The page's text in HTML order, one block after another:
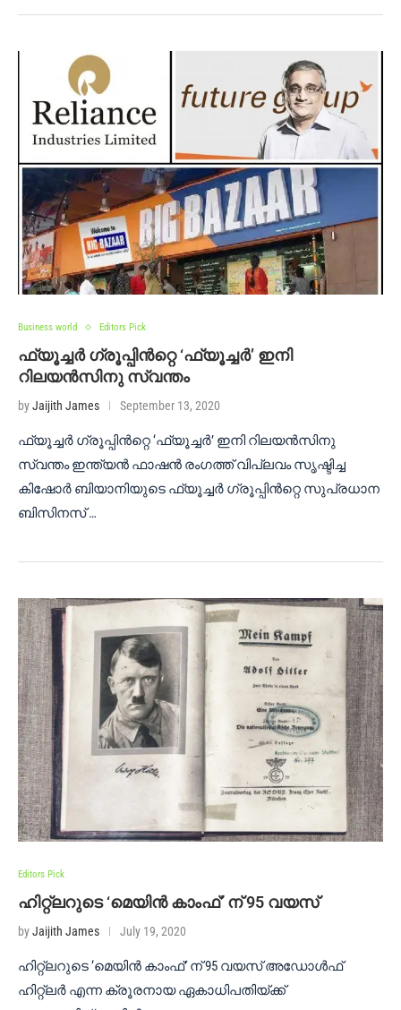
Business world Editors Pick
ഫ്യൂച്ചർ ഗ്രൂപ്പിൻറ്റെ ‘ഫ്യൂച്ചർ’ ഇനി
റിലയൻസിനു സ്വന്തം
byJaijith James September 13, 2020
ഫ്യൂച്ചർ ഗ്രൂപ്പിൻറ്റെ ‘ഫ്യൂച്ചർ’ ഇനി റിലയൻസിനു
സ്വന്തം ഇന്ത്യൻ ഫാഷൻ രംഗത്ത് വിപ്ലവം സൃഷ്ടിച്ച
കിഷോർ ബിയാനിയുടെ ഫ്യൂച്ചർ ഗ്രൂപ്പിൻറ്റെ സുപ്രധാന
ബിസിനസ് …
Editors Pick
ഹിറ്റ്ലറുടെ ‘മെയിൻ കാംഫ്’ ന് 95 വയസ്
byJaijith James July 19, 2020
ഹിറ്റ്ലറുടെ ‘മെയിൻ കാംഫ്’ ന് 95 വയസ് അഡോൾഫ്
ഹിറ്റ്ലർ എന്ന ക്രൂരനായ ഏകാധിപതിയ്ക്ക്